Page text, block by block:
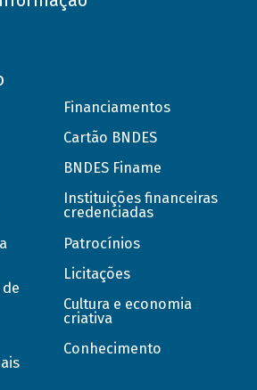
Financiamentos
Cartão BNDES
BNDES Finame
Instituições financeiras
credenciadas
Patrocínios
Licitações
Cultura e economia
criativa
Conhecimento